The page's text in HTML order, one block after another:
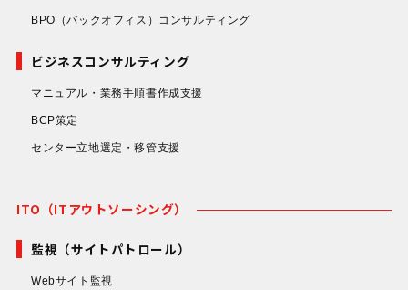
BPO（バックオフィス）コンサルティング
ビジネスコンサルティング
マニュアル・業務手順書作成支援
BCP策定
センター立地選定・移管支援
ITO（ITアウトソーシング）
監視（サイトパトロール）
Webサイト監視